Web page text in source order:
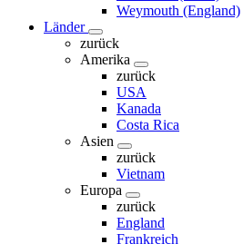
Weymouth (England)
Länder
zurück
Amerika
zurück
USA
Kanada
Costa Rica
Asien
zurück
Vietnam
Europa
zurück
England
Frankreich